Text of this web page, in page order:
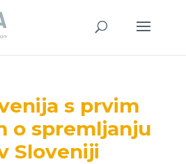
s prvim
o spremljanju
Sloveniji